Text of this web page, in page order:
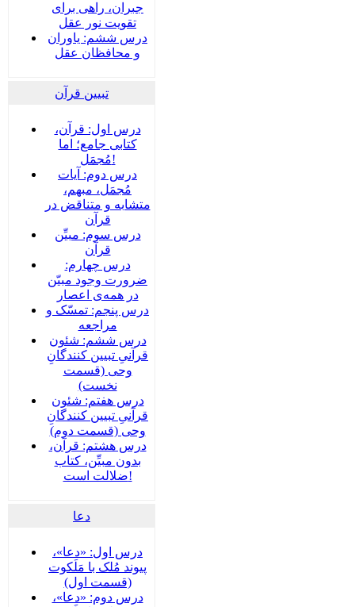
جبران، راهی برای
تقویت نور عقل
درس ششم: یاوران
و محافظان عقل
تبیین قرآن
درس اول: قرآن،
کتابی جامع؛ اما
مُجمَل!
درس دوم: آیات
مُجمَل، مبهم،
متشابه و متناقض در
قرآن
درس سوم: مبیِّن
قرآن
درس چهارم:
ضرورت وجود مبیّن
در همه‌ی اعصار
درس پنجم: تمسّک و
مراجعه
درس ششم: شئون
قرآنیِ تبیین کنندگانِ
وحی (قسمت
نخست)
درس هفتم: شئون
قرآنیِ تبیین کنندگانِ
وحی (قسمت دوم)
درس هشتم: قرآن،
بدون مبیِّن، کتاب
ضلالت است!
دعا
درس اول: «دعا»،
پیوند مُلک با مَلَکوت
(قسمت اول)
درس دوم: «دعا»،